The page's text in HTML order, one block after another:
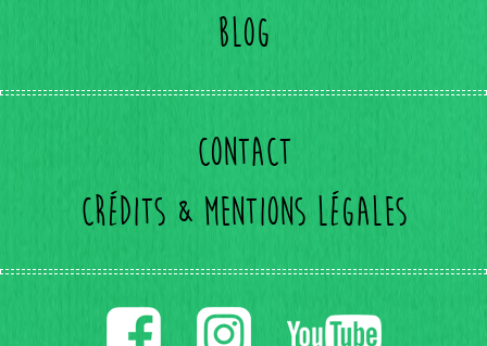
Blog
Contact
Crédits & mentions légales